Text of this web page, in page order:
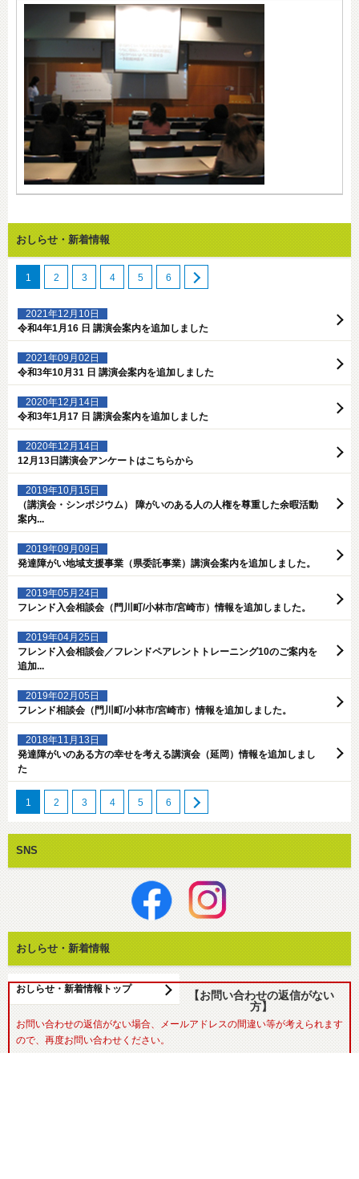
おしらせ・新着情報
1 2 3 4 5 6
2021年12月10日
令和4年1月16 日 講演会案内を追加しました
2021年09月02日
令和3年10月31 日 講演会案内を追加しました
2020年12月14日
令和3年1月17 日 講演会案内を追加しました
2020年12月14日
12月13日講演会アンケートはこちらから
2019年10月15日
（講演会・シンポジウム） 障がいのある人の人権を尊重した余暇活動
案内...
2019年09月09日
発達障がい地域支援事業（県委託事業）講演会案内を追加しました。
2019年05月24日
フレンド入会相談会（門川町/小林市/宮崎市）情報を追加しました。
2019年04月25日
フレンド入会相談会／フレンドペアレントトレーニング10のご案内を
追加...
2019年02月05日
フレンド相談会（門川町/小林市/宮崎市）情報を追加しました。
2018年11月13日
発達障がいのある方の幸せを考える講演会（延岡）情報を追加しまし
た
1 2 3 4 5 6
SNS
おしらせ・新着情報
おしらせ・新着情報トップ
【お問い合わせの返信がない
方】
お問い合わせの返信がない場合、メールアドレスの間違い等が考えられます
ので、再度お問い合わせください。